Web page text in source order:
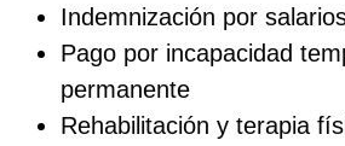
Indemnización por
Pago por incapacidad
permanente
Rehabilitación y terapia